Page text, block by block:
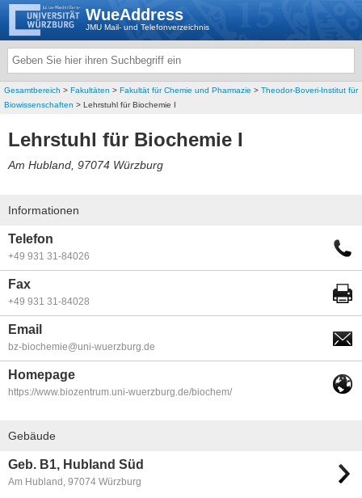
WueAddress
JMU Mail- und Telefonverzeichnis
Gesamtbereich > Fakultäten > Fakultät für Chemie und Pharmazie > Theodor-Boveri-Institut für
Biowissenschaften > Lehrstuhl für Biochemie I
Lehrstuhl für Biochemie I
Am Hubland, 97074 Würzburg
Informationen
Telefon
+49 931 31-84026
Fax
+49 931 31-84028
Email
bz-biochemie@uni-wuerzburg.de
Homepage
https://www.biozentrum.uni-wuerzburg.de/biochem/
Gebäude
Geb. B1, Hubland Süd
Am Hubland, 97074 Würzburg